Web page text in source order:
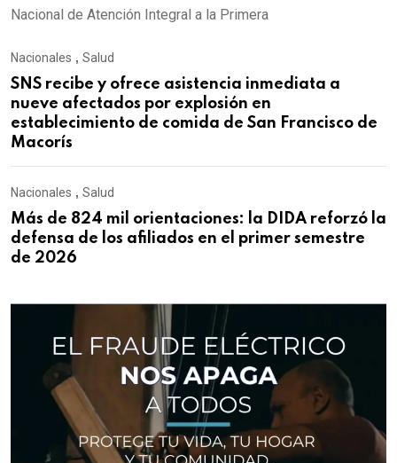
Nacional de Atención Integral a la Primera
Nacionales , Salud
SNS recibe y ofrece asistencia inmediata a
nueve afectados por explosión en
establecimiento de comida de San Francisco de
Macorís
Nacionales , Salud
Más de 824 mil orientaciones: la DIDA reforzó la
defensa de los afiliados en el primer semestre
de 2026